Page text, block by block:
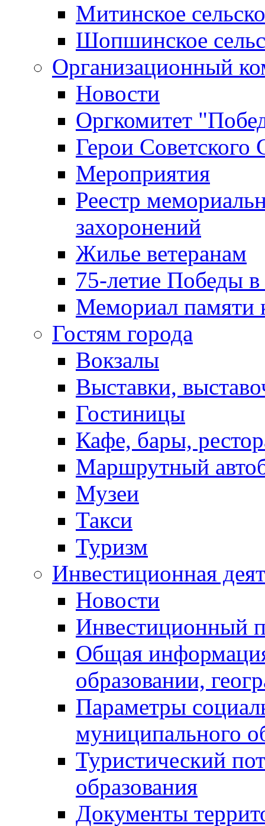
Митинское
Шопшинское
Организационный
Новости
Оргкомитет
Герои Советского
Мероприятия
Реестр
захоронений
Жилье ветеранам
75-летие Победы
Мемориал памяти
Гостям города
Вокзалы
Выставки,
Гостиницы
Кафе, бары,
Маршрутный
Музеи
Такси
Туризм
Инвестиционная
Новости
Инвестиционный
Общая
образовании,
Параметры
муниципального
Туристический
образования
Документы